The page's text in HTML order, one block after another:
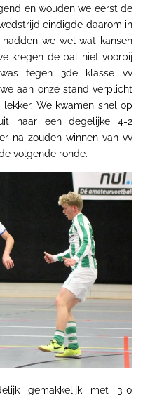
en wouden we eerst de
eindigde daarom in
we wel wat kansen
kregen de bal niet voorbij
tegen 3de klasse vv
aan onze stand verplicht
We kwamen snel op
naar een degelijke 4-2
na zouden winnen van vv
volgende ronde.
gemakkelijk met 3-0